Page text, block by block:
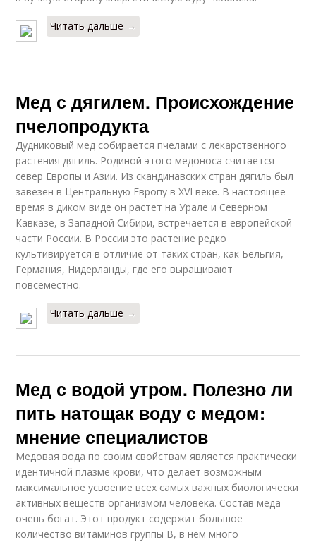
Читать дальше →
Мед с дягилем. Происхождение
пчелопродукта
Дудниковый мед собирается пчелами с лекарственного
растения дягиль. Родиной этого медоноса считается
север Европы и Азии. Из скандинавских стран дягиль был
завезен в Центральную Европу в XVI веке. В настоящее
время в диком виде он растет на Урале и Северном
Кавказе, в Западной Сибири, встречается в европейской
части России. В России это растение редко
культивируется в отличие от таких стран, как Бельгия,
Германия, Нидерланды, где его выращивают
повсеместно.
Читать дальше →
Мед с водой утром. Полезно ли
пить натощак воду с медом:
мнение специалистов
Медовая вода по своим свойствам является практически
идентичной плазме крови, что делает возможным
максимальное усвоение всех самых важных биологически
активных веществ организмом человека. Состав меда
очень богат. Этот продукт содержит большое
количество витаминов группы B, в нем много